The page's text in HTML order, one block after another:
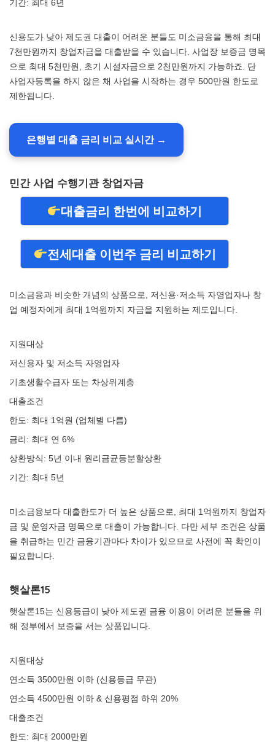
기간: 최대 6년
신용도가 낮아 제도권 대출이 어려운 분들도 미소금융을 통해 최대
7천만원까지 창업자금을 대출받을 수 있습니다. 사업장 보증금 명목
으로 최대 5천만원, 초기 시설자금으로 2천만원까지 가능하죠. 단
사업자등록을 하지 않은 채 사업을 시작하는 경우 500만원 한도로
제한됩니다.
은행별 대출 금리 비교 실시간 →
민간 사업 수행기관 창업자금
대출금리 한번에 비교하기
전세대출 이번주 금리 비교하기
미소금융과 비슷한 개념의 상품으로, 저신용·저소득 자영업자나 창
업 예정자에게 최대 1억원까지 자금을 지원하는 제도입니다.
지원대상
저신용자 및 저소득 자영업자
기초생활수급자 또는 차상위계층
대출조건
한도: 최대 1억원 (업체별 다름)
금리: 최대 연 6%
상환방식: 5년 이내 원리금균등분할상환
기간: 최대 5년
미소금융보다 대출한도가 더 높은 상품으로, 최대 1억원까지 창업자
금 및 운영자금 명목으로 대출이 가능합니다. 다만 세부 조건은 상품
을 취급하는 민간 금융기관마다 차이가 있으므로 사전에 꼭 확인이
필요합니다.
햇살론15
햇살론15는 신용등급이 낮아 제도권 금융 이용이 어려운 분들을 위
해 정부에서 보증을 서는 상품입니다.
지원대상
연소득 3500만원 이하 (신용등급 무관)
연소득 4500만원 이하 & 신용평점 하위 20%
대출조건
한도: 최대 2000만원